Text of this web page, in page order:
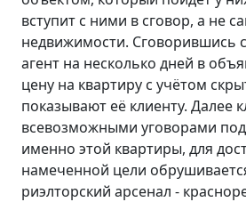
вступит с ними в сговор, а не
недвижимости. Сговорившись
агент на несколько дней в
цену на квартиру с учётом
показывают её клиенту. Далее
всевозможными уговорами
именно этой квартиры, для
намеченной цели
риэлторский арсенал -